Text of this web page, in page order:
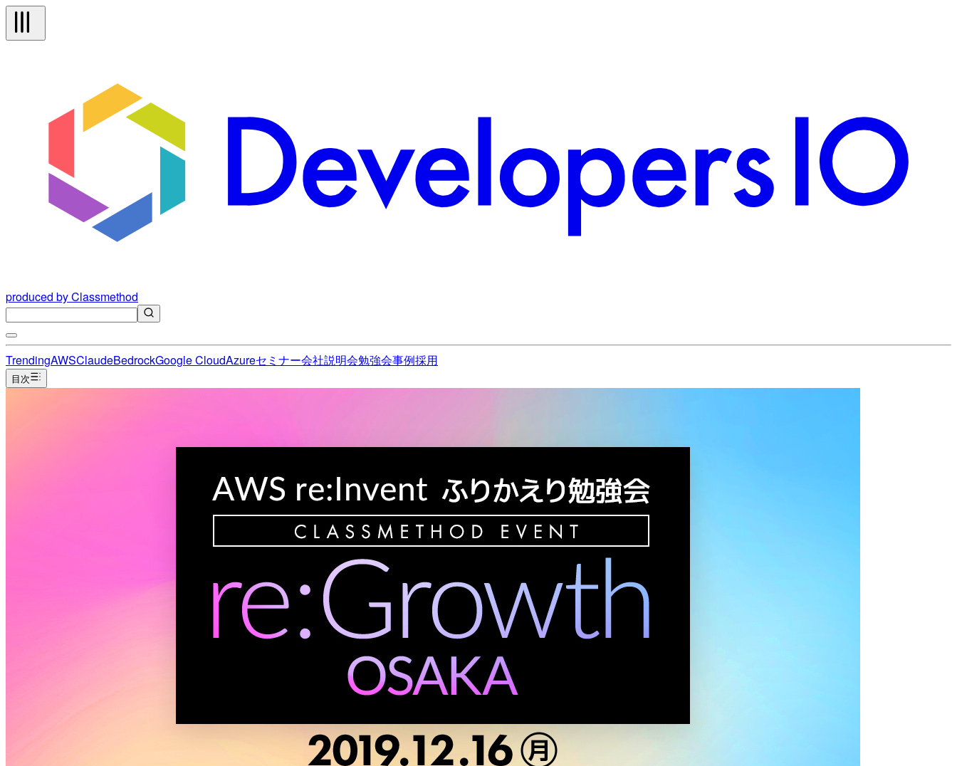
produced by Classmethod
TrendingAWSClaudeBedrockGoogle CloudAzureセミナー会社説明会勉強会事例採用
目次